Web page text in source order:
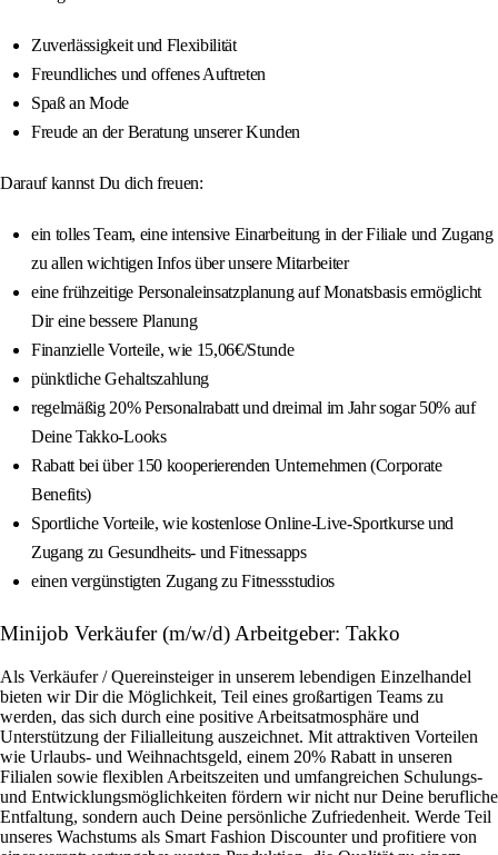
Zuverlässigkeit und Flexibilität
Freundliches und offenes Auftreten
Spaß an Mode
Freude an der Beratung unserer Kunden
Darauf kannst Du dich freuen:
ein tolles Team, eine intensive Einarbeitung in der Filiale und Zugang
zu allen wichtigen Infos über unsere Mitarbeiter
eine frühzeitige Personaleinsatzplanung auf Monatsbasis ermöglicht
Dir eine bessere Planung
Finanzielle Vorteile, wie 15,06€/Stunde
pünktliche Gehaltszahlung
regelmäßig 20% Personalrabatt und dreimal im Jahr sogar 50% auf
Deine Takko-Looks
Rabatt bei über 150 kooperierenden Unternehmen (Corporate
Benefits)
Sportliche Vorteile, wie kostenlose Online-Live-Sportkurse und
Zugang zu Gesundheits- und Fitnessapps
einen vergünstigten Zugang zu Fitnessstudios
Minijob Verkäufer (m/w/d) Arbeitgeber: Takko
Als Verkäufer / Quereinsteiger in unserem lebendigen Einzelhandel
bieten wir Dir die Möglichkeit, Teil eines großartigen Teams zu
werden, das sich durch eine positive Arbeitsatmosphäre und
Unterstützung der Filialleitung auszeichnet. Mit attraktiven Vorteilen
wie Urlaubs- und Weihnachtsgeld, einem 20% Rabatt in unseren
Filialen sowie flexiblen Arbeitszeiten und umfangreichen Schulungs-
und Entwicklungsmöglichkeiten fördern wir nicht nur Deine berufliche
Entfaltung, sondern auch Deine persönliche Zufriedenheit. Werde Teil
unseres Wachstums als Smart Fashion Discounter und profitiere von